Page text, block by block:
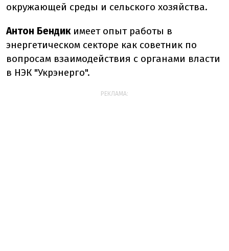
окружающей среды и сельского хозяйства.
Антон Бендик имеет опыт работы в
энергетическом секторе как советник по
вопросам взаимодействия с органами власти
в НЭК "Укрэнерго".
РЕКЛАМА: